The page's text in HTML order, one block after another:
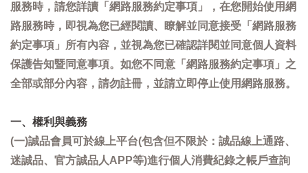
服務時，請您詳讀「網路服務約定事項」，在您開始使用網
路服務時，即視為您已經閱讀、瞭解並同意接受「網路服務
約定事項」所有內容，並視為您已確認詳閱並同意個人資料
保護告知暨同意事項。如您不同意「網路服務約定事項」之
全部或部分內容，請勿註冊，並請立即停止使用網路服務。
一、權利與義務
(一)誠品會員可於線上平台(包含但不限於：誠品線上通路、
迷誠品、官方誠品人APP等)進行個人消費紀錄之帳戶查詢